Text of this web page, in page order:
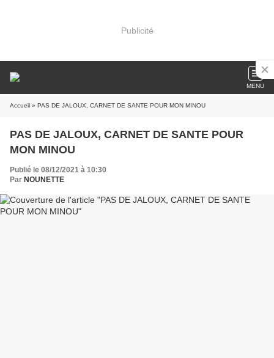
Publicité
MENU
Accueil » PAS DE JALOUX, CARNET DE SANTE POUR MON MINOU
PAS DE JALOUX, CARNET DE SANTE POUR
MON MINOU
Publié le 08/12/2021 à 10:30
Par NOUNETTE